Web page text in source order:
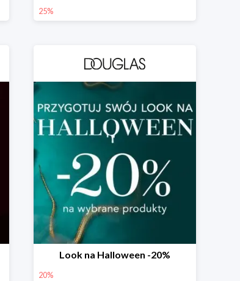
25%
Look na Halloween -20%
20%